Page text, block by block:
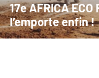
17e AFRICA
l’emporte enfin !